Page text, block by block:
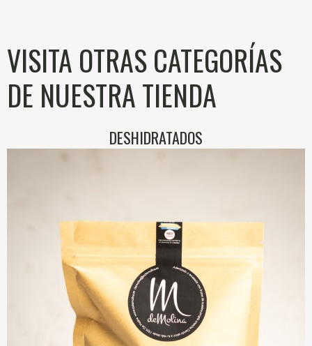
VISITA OTRAS CATEGORÍAS
DE NUESTRA TIENDA
DESHIDRATADOS